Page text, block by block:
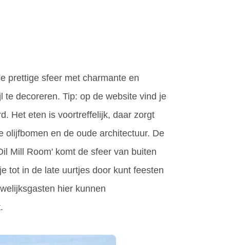
prettige sfeer met charmante en
decoreren. Tip: op de website vind je
Het eten is voortreffelijk, daar zorgt
olijfbomen en de oude architectuur. De
Mill Room' komt de sfeer van buiten
tot in de late uurtjes door kunt feesten
hier kunnen